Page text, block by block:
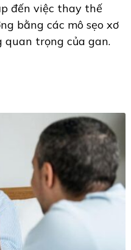
đến việc thay thế
bằng các mô sẹo xơ
quan trọng của gan.